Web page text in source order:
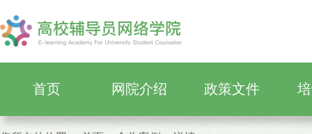
首页 网院介绍 政策文件